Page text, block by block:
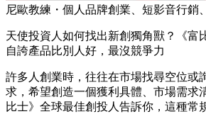
尼歐教練・個人品牌創業、短影音行銷
天使投資人如何找出新創獨角獸？《富
自誇產品比別人好，最沒競爭力
許多人創業時，往往在市場找尋空位或
求，希望創造一個獲利具體、市場需求
比士》全球最佳創投人告訴你，這種常